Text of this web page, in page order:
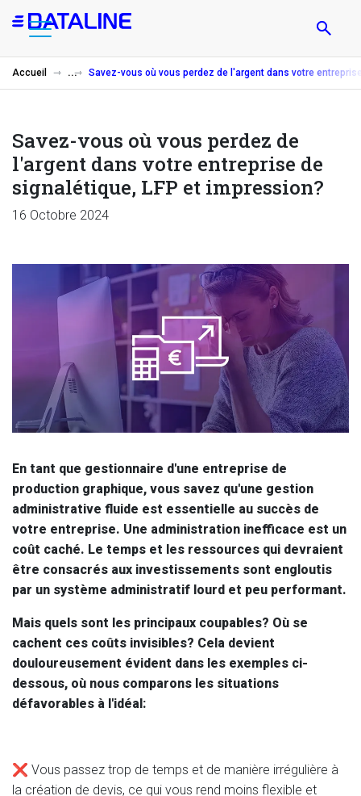
au
principal
Accueil Savez-vous où vous perdez de l'argent dans votre
Savez-vous où vous perdez de
l'argent dans votre entreprise de
signalétique, LFP et impression?
16 Octobre 2024
En tant que gestionnaire d'une entreprise de
production graphique, vous savez qu'une gestion
administrative fluide est essentielle au succès de
votre entreprise. Une administration inefficace est un
coût caché. Le temps et les ressources qui devraient
être consacrés aux investissements sont engloutis
par un système administratif lourd et peu performant.
Mais quels sont les principaux coupables? Où se
cachent ces coûts invisibles? Cela devient
douloureusement évident dans les exemples ci-
dessous, où nous comparons les situations
défavorables à l'idéal:
❌ Vous passez trop de temps et de manière irrégulière à
la création de devis, ce qui vous rend moins flexible et